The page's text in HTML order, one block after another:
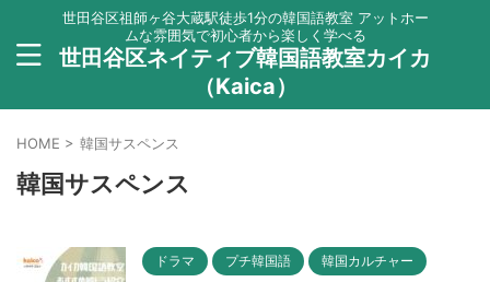
世田谷区祖師ヶ谷大蔵駅徒歩1分の韓国語教室 アットホー
ムな雰囲気で初心者から楽しく学べる
世田谷区ネイティブ韓国語教室カイカ
（Kaica）
HOME > 韓国サスペンス
韓国サスペンス
ドラマ プチ韓国語 韓国カルチャー